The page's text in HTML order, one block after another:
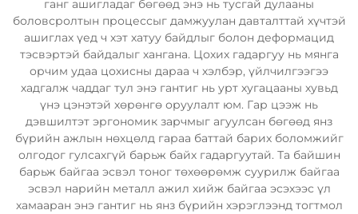
ганг ашигладаг бөгөөд энэ нь тусгай дулааны
боловсролтын процессыг дамжуулан давталттай хүчтэй
ашиглах үед ч хэт хатуу байдлыг болон деформацид
тэсвэртэй байдалыг хангана. Цохих гадаргуу нь мянга
орчим удаа цохисны дараа ч хэлбэр, үйлчилгээгээ
хадгалж чаддаг тул энэ гантиг нь урт хугацааны хувьд
үнэ цэнэтэй хөрөнгө оруулалт юм. Гар цээж нь
дэвшилтэт эргономик зарчмыг агуулсан бөгөөд янз
бүрийн ажлын нөхцөлд гараа баттай барих боломжийг
олгодог гулсахгүй барьж байх гадаргуутай. Та байшин
барьж байгаа эсвэл тоног төхөөрөмж суурилж байгаа
эсвэл нарийн металл ажил хийж байгаа эсэхээс үл
хамааран энэ гантиг нь янз бүрийн хэрэглээнд тогтмол